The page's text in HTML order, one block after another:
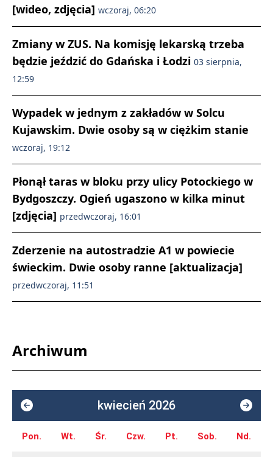
[wideo, zdjęcia] wczoraj, 06:20
Zmiany w ZUS. Na komisję lekarską trzeba
będzie jeździć do Gdańska i Łodzi 03 sierpnia,
12:59
Wypadek w jednym z zakładów w Solcu
Kujawskim. Dwie osoby są w ciężkim stanie
wczoraj, 19:12
Płonął taras w bloku przy ulicy Potockiego w
Bydgoszczy. Ogień ugaszono w kilka minut
[zdjęcia] przedwczoraj, 16:01
Zderzenie na autostradzie A1 w powiecie
świeckim. Dwie osoby ranne [aktualizacja]
przedwczoraj, 11:51
Archiwum
kwiecień 2026
Pon. Wt. Śr. Czw. Pt. Sob. Nd.